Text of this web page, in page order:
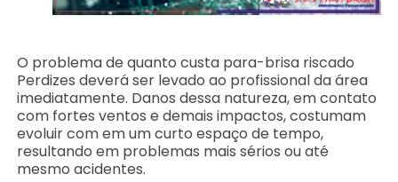
O problema de quanto custa para-brisa riscado
Perdizes deverá ser levado ao profissional da área
imediatamente. Danos dessa natureza, em contato
com fortes ventos e demais impactos, costumam
evoluir com em um curto espaço de tempo,
resultando em problemas mais sérios ou até
mesmo acidentes.